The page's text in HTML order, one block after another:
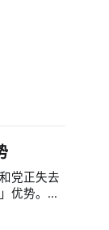
党正失去
优势。美
消费也保